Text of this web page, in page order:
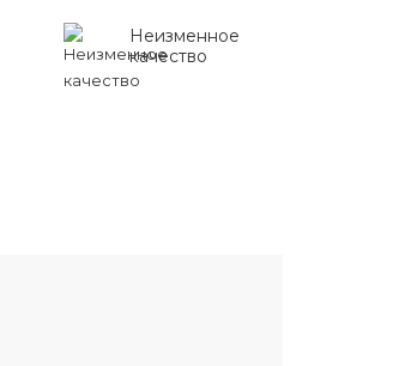
Неизменное
качество